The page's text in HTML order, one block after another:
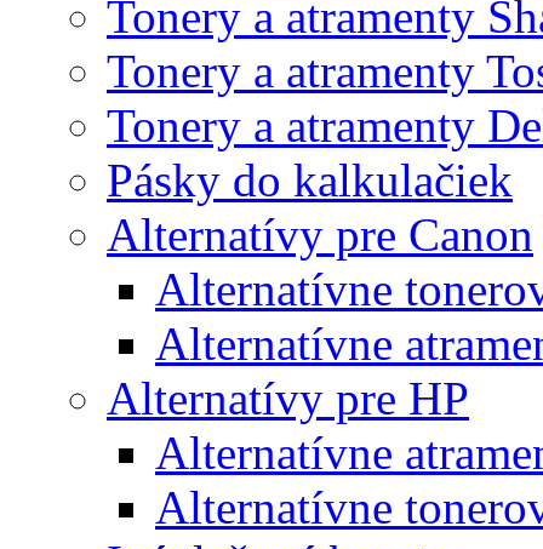
Tonery a atramenty
Tonery a atramenty
Tonery a atramenty
Pásky do kalkulačiek
Alternatívy pre Canon
Alternatívne
Alternatívne
Alternatívy pre HP
Alternatívne
Alternatívne